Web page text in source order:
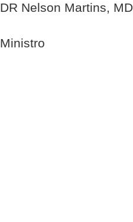
DR Nelson Martins,
Ministro